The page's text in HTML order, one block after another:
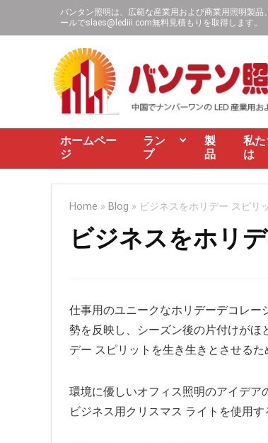
バンタン照明は、広範な産業用および商業用照明製
ールでslaes@lediii.com無料見積もりを取得します。
ホームペー
ジ
ラン
プ
製
品
私
は
Home » Blog » ビジネスをホリデー スピリ
ビジネスをホリ
仕事用のユニークなホリデーデコレー
勢を反映し、シーズン後の片付けがほ
デー スピリットを生き生きとさせるた
環境に優しいオフィス照明のアイデ
ビジネス用クリスマス ライトを使用